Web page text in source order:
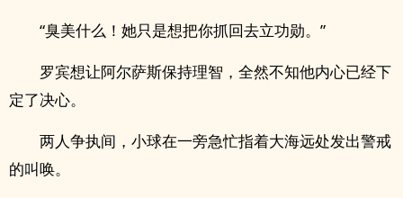
“臭美什么！她只是想把你抓回去立功勋。”
罗宾想让阿尔萨斯保持理智，全然不知他内心已经下
定了决心。
两人争执间，小球在一旁急忙指着大海远处发出警戒
的叫唤。